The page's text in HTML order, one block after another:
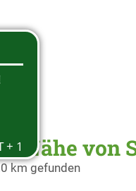
Nähe von
km gefunden